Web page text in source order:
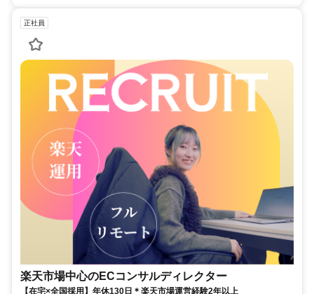
正社員
楽天市場中心のECコンサルディレクター
【在宅×全国採用】年休130日＊楽天市場運営経験2年以上